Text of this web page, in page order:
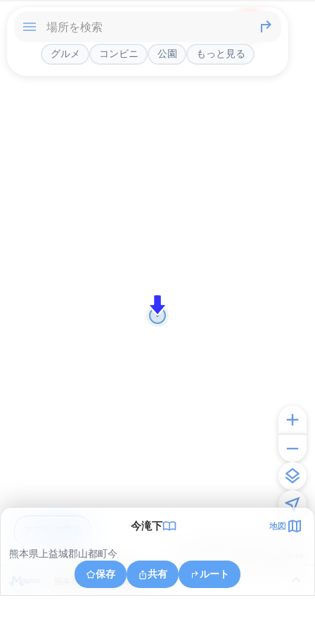
グルメ コンビニ 公園 もっと見る
今滝下 地図
熊本県上益城郡山都町今
保存
共有 ルート
熊本県上益城郡山都町長崎